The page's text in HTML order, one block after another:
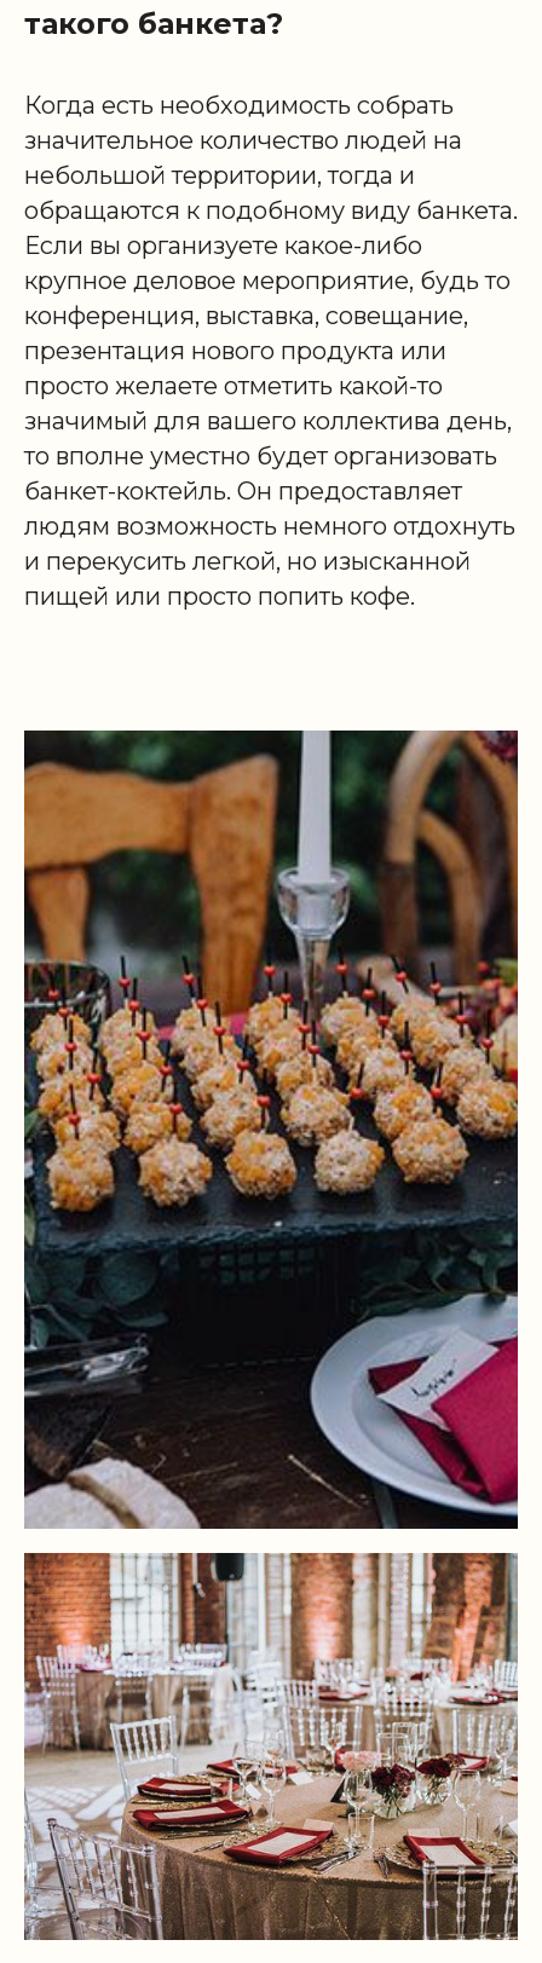
такого банкета?
Когда есть необходимость собрать
значительное количество людей на
небольшой территории, тогда и
обращаются к подобному виду банкета.
Если вы организуете какое-либо
крупное деловое мероприятие, будь то
конференция, выставка, совещание,
презентация нового продукта или
просто желаете отметить какой-то
значимый для вашего коллектива день,
то вполне уместно будет организовать
банкет-коктейль. Он предоставляет
людям возможность немного отдохнуть
и перекусить легкой, но изысканной
пищей или просто попить кофе.